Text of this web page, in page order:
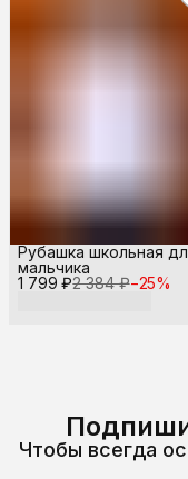
1 799 ₽2 384 ₽−25%
Рубашка школьная
мальчика
Чтобы всегда